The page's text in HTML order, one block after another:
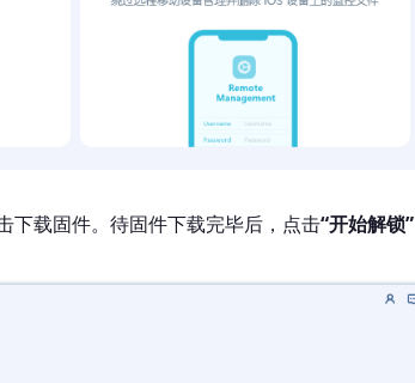
下载固件。待固件下载完毕后，点击“开始解锁”